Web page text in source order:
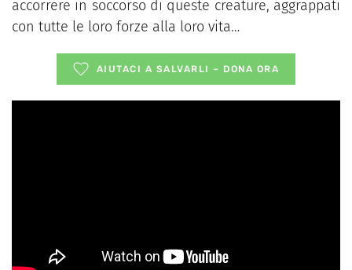
accorrere in soccorso di queste creature, aggrappati
con tutte le loro forze alla loro vita…
AIUTACI A SALVARLI – DONA ORA